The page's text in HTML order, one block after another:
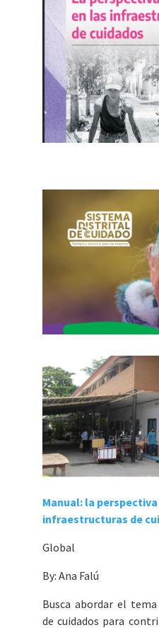
Manual: la
infraestructuras de
Global
By: Ana Falú
Busca abordar el
de cuidados para